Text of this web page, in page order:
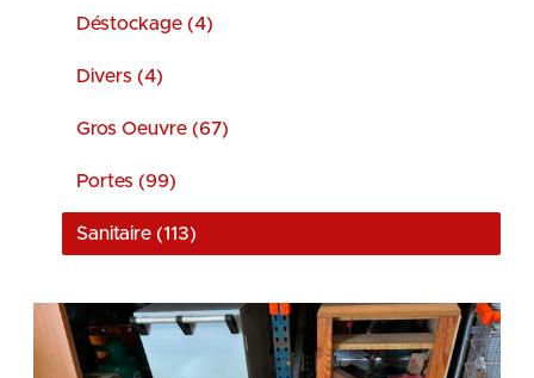
Déstockage (4)
Divers (4)
Gros Oeuvre (67)
Portes (99)
Sanitaire (113)